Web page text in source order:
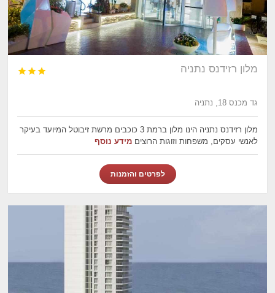
מלון רזידנס נתניה 


גד מכנס 18, נתניה
מלון רזידנס נתניה הינו מלון ברמת 3 כוכבים מרשת זיבוטל המיועד בעיקר
לאנשי עסקים, משפחות וזוגות הרוציםמידע נוסף
לפרטים והזמנות